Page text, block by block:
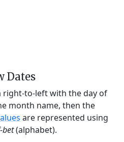
Dates
right-to-left with the day of
month name, then the
are represented using
bet(alphabet).